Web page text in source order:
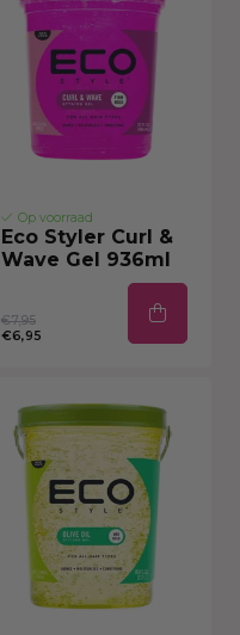
Op voorraad
Eco Styler Curl &
Wave Gel 936ml
€7,95
€6,95